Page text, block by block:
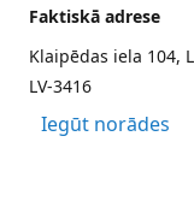
Faktiskā adrese
Klaipēdas iela 104,
LV-3416
Iegūt norādes